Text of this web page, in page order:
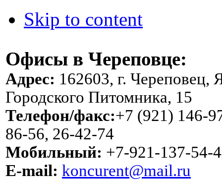
Skip to content
Офисы в Череповце:
Адрес: 162603, г. Череповец,
Городского Питомника, 15
Телефон/факс:+7 (921) 146-
86-56, 26-42-74
Мобильный: +7-921-137-54-
E-mail: koncurent@mail.ru